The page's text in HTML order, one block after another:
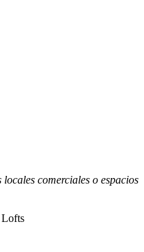
comerciales o espacios